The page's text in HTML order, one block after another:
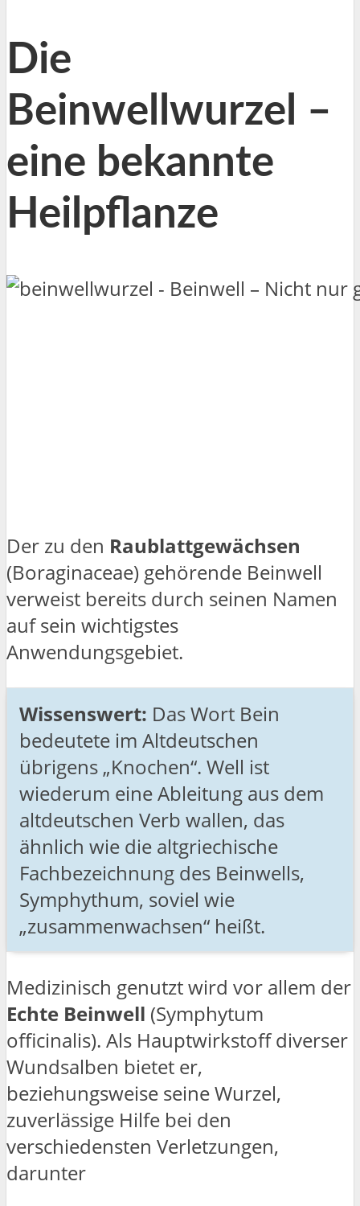
Die
Beinwellwurzel –
eine bekannte
Heilpflanze
Der zu den Raublattgewächsen
(Boraginaceae) gehörende Beinwell
verweist bereits durch seinen Namen
auf sein wichtigstes
Anwendungsgebiet.
Wissenswert: Das Wort Bein
bedeutete im Altdeutschen
übrigens „Knochen“. Well ist
wiederum eine Ableitung aus dem
altdeutschen Verb wallen, das
ähnlich wie die altgriechische
Fachbezeichnung des Beinwells,
Symphythum, soviel wie
„zusammenwachsen“ heißt.
Medizinisch genutzt wird vor allem der
Echte Beinwell (Symphytum
officinalis). Als Hauptwirkstoff diverser
Wundsalben bietet er,
beziehungsweise seine Wurzel,
zuverlässige Hilfe bei den
verschiedensten Verletzungen,
darunter